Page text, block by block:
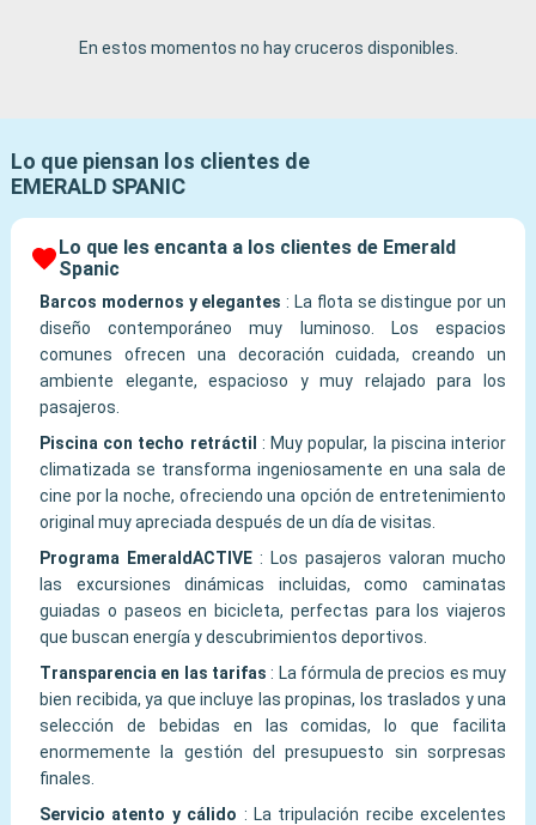
En estos momentos no hay cruceros disponibles.
Lo que piensan los clientes de
EMERALD SPANIC
Lo que les encanta a los clientes de Emerald
Spanic
Barcos modernos y elegantes : La flota se distingue por un
diseño contemporáneo muy luminoso. Los espacios
comunes ofrecen una decoración cuidada, creando un
ambiente elegante, espacioso y muy relajado para los
pasajeros.
Piscina con techo retráctil : Muy popular, la piscina interior
climatizada se transforma ingeniosamente en una sala de
cine por la noche, ofreciendo una opción de entretenimiento
original muy apreciada después de un día de visitas.
Programa EmeraldACTIVE : Los pasajeros valoran mucho
las excursiones dinámicas incluidas, como caminatas
guiadas o paseos en bicicleta, perfectas para los viajeros
que buscan energía y descubrimientos deportivos.
Transparencia en las tarifas : La fórmula de precios es muy
bien recibida, ya que incluye las propinas, los traslados y una
selección de bebidas en las comidas, lo que facilita
enormemente la gestión del presupuesto sin sorpresas
finales.
Servicio atento y cálido : La tripulación recibe excelentes